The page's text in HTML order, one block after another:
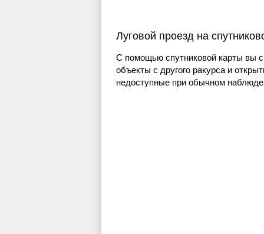
Луговой проезд на
С помощью спутниковой карты вы
объекты с другого ракурса и
недоступные при обычном